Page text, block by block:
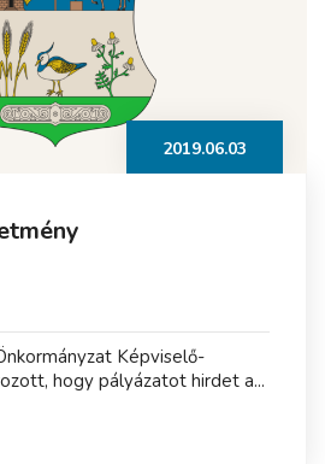
2019.06.03
Képviselő-
hogy pályázatot hirdet a...